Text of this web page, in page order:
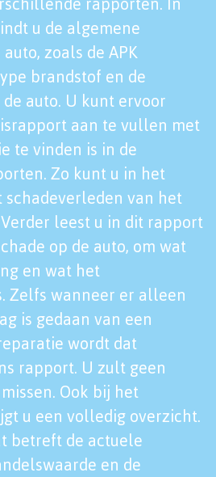
u de algemene
zoals de APK
brandstof en de
auto. U kunt ervoor
aan te vullen met
te vinden is in de
Zo kunt u in het
van het
leest u in dit rapport
op de auto, om wat
en wat het
Zelfs wanneer er alleen
is gedaan van een
wordt dat
rapport. U zult geen
Ook bij het
u een volledig overzicht.
betreft de actuele
en de